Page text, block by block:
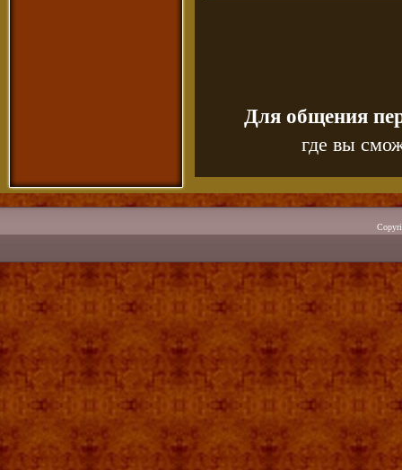
Для общения
где вы